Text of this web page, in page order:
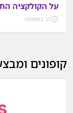
על הקולקציה
31 באוגוסט
קופונים